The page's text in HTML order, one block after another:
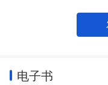
电子书